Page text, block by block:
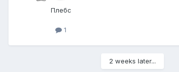
Плебс
1
2 weeks later...